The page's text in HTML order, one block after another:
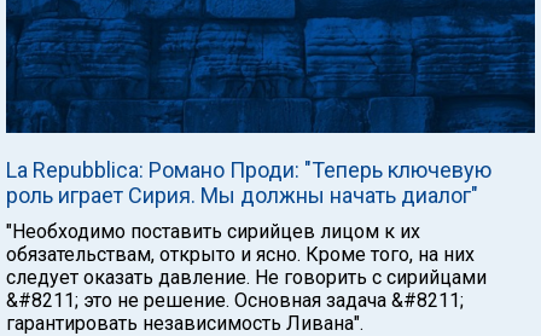
La Repubblica: Романо Проди: "Теперь ключевую
роль играет Сирия. Мы должны начать диалог"
"Необходимо поставить сирийцев лицом к их
обязательствам, открыто и ясно. Кроме того, на них
следует оказать давление. Не говорить с сирийцами
&#8211; это не решение. Основная задача &#8211;
гарантировать независимость Ливана".